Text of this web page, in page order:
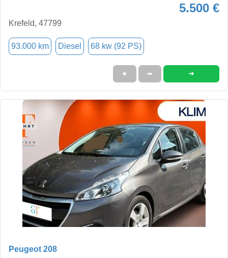
5.500 €
Krefeld, 47799
93.000 km Diesel 68 kw (92 PS)
★ ➦ ➜
Peugeot 208